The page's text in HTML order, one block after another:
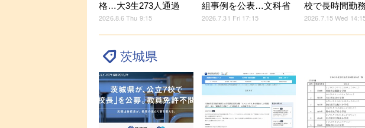
格…大3生273人通過
2026.8.6 Thu 9:15
組事例を公表…文科省
2026.7.31 Fri 17:15
校で長時間勤
2026.7.15 Wed
茨城県